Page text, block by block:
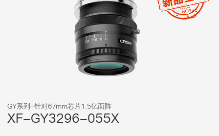
GY系列-针对67mm芯片1.5亿面阵
XF-GY3296-055X